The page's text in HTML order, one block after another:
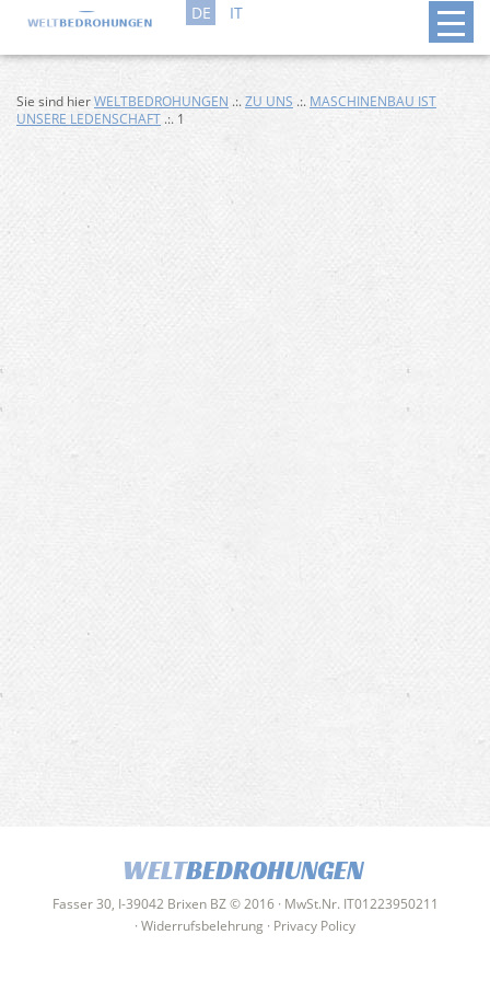
DE IT
Sie sind hierWELTBEDROHUNGEN .:.ZU UNS .:. MASCHINENBAU IST
UNSERE LEDENSCHAFT .:. 1
WELTBEDROHUNGEN
Fasser 30, I-39042 Brixen BZ © 2016 · MwSt.Nr. IT01223950211
· Widerrufsbelehrung · Privacy Policy